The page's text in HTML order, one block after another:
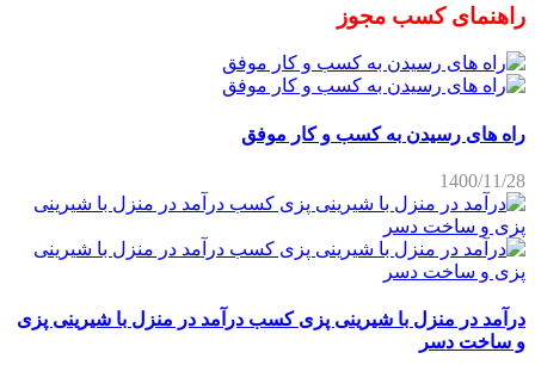
راهنمای کسب مجوز
راه های رسیدن به کسب و کار موفق
1400/11/28
درآمد در منزل با شیرینی پزی کسب درآمد در منزل با شیرینی پزی
و ساخت دسر